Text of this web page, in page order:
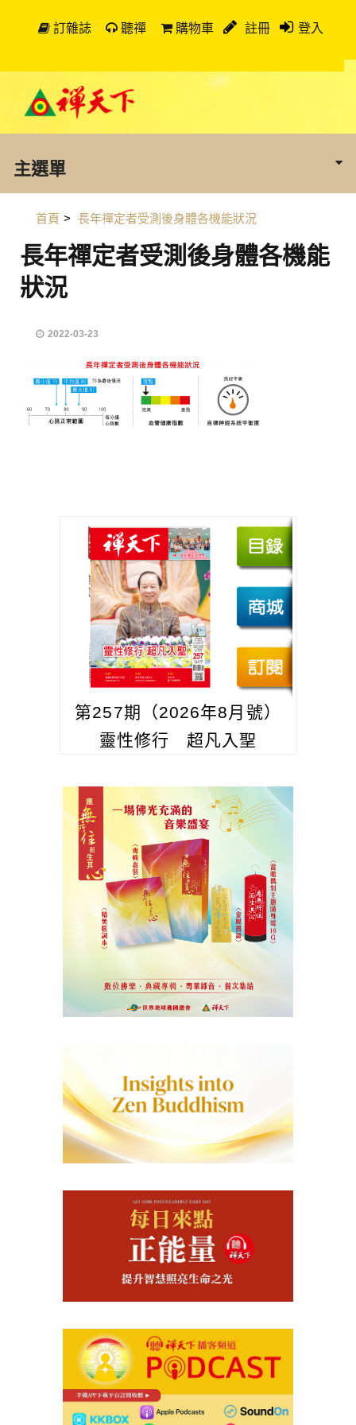
訂雜誌 聽禪 購物車 註冊 登入
主選單
首頁 > 長年禪定者受測後身體各機能狀況
長年禪定者受測後身體各機能
狀況
2022-03-23
第257期（2026年8月號）
靈性修行 超凡入聖